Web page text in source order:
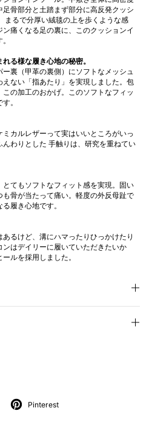
骨部分と土踏まず部分に高反発クッシ
まるで分厚い絨毯の上を歩くような感
痛くなる足の裏に、このクッションイ
る様な履き心地の秘密。
裏（甲革の裏側）にソフトなメッシュ
ない「指あたり」を実現しました。包
の加工のおかげ。このソフトなフィッ
。
カルレザーって実はいいところがいっ
わりとした 手触りは、研究を重ねてい
てもソフトなフィット感を実現。固い
骨が当たって痛い。軽度の外反母趾で
履き心地です。
るけど、溝にハマったりひっかけたり
はデイリーに履いていただきたいか
ルを採用しました。
Pinterest